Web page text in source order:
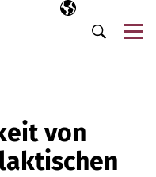
Ausgewählte
DE
Suche
von